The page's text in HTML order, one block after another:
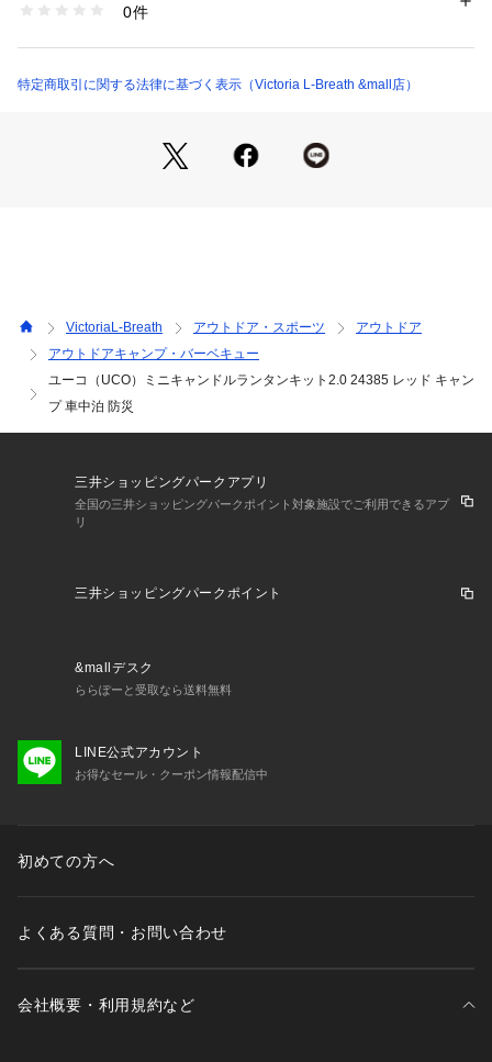
※掲載の価格・製品のパッケージ・デザイン・仕様について、
a L-Breath アウトドア照明器具 キャンドル ランタン インテ
1540300135173
0件
特定商取引に関する法律に基づく表示（Victoria L-Breath &mall店）
VictoriaL-Breath アウトドア・スポーツ
アウトドア
アウトドアキャンプ・バーベキュー
ユーコ（UCO）ミニキャンドルランタンキット2.0 24385 レッド キャン
プ 車中泊 防災
三井ショッピングパークアプリ
全国の三井ショッピングパークポイント対象施設でご利用できるアプ
リ
三井ショッピングパークポイント
&mallデスク
ららぽーと受取なら送料無料
LINE公式アカウント
お得なセール・クーポン情報配信中
初めての方へ
よくある質問・お問い合わせ
会社概要・利用規約など